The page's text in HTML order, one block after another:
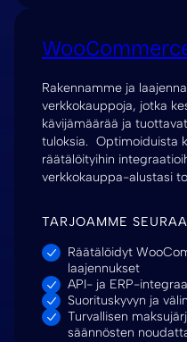
Rakennamme ja
verkkokauppoja, jotka
kävijämäärää ja
tuloksia. Optimoiduista
räätälöityihin
verkkokauppa-alustasi
TARJOAMME
Räätälöidyt
laajennukset
API- ja ERP-
Suorituskyvyn ja
Turvallisen
säännösten